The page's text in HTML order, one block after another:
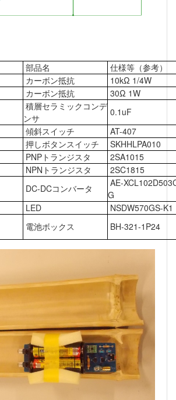
部品名
仕様等（参考）
カーボン抵抗
10kΩ 1/4W
カーボン抵抗
30Ω 1W
積層セラミックコンデ
ンサ
0.1uF
傾斜スイッチ
AT-407
押しボタンスイッチ
SKHHLPA010
PNPトランジスタ
2SA1015
NPNトランジスタ
2SC1815
DC-DCコンバータ
AE-
G
LED
NSDW570GS-K1
電池ボックス BH-321-1P24